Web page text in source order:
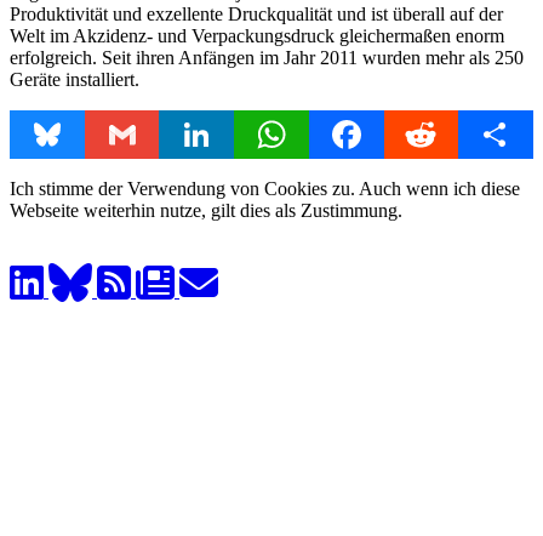
Produktivität und exzellente Druckqualität und ist überall auf der
Welt im Akzidenz- und Verpackungsdruck gleichermaßen enorm
erfolgreich. Seit ihren Anfängen im Jahr 2011 wurden mehr als 250
Geräte installiert.
Bluesky Gmail LinkedIn WhatsAppFacebookReddit Share
Ich stimme der Verwendung von Cookies zu. Auch wenn ich diese
Webseite weiterhin nutze, gilt dies als Zustimmung.